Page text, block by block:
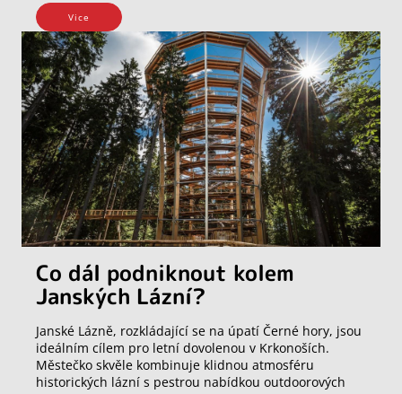
Vice
Co dál podniknout kolem
Janských Lázní?
Janské Lázně, rozkládající se na úpatí Černé hory, jsou
ideálním cílem pro letní dovolenou v Krkonoších.
Městečko skvěle kombinuje klidnou atmosféru
historických lázní s pestrou nabídkou outdoorových